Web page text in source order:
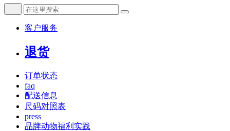
客户服务
退货
订单状态
faq
配送信息
尺码对照表
press
品牌动物福利实践